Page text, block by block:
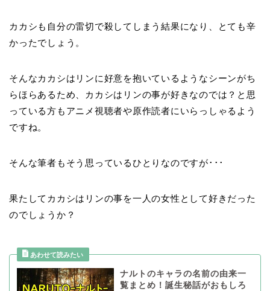
カカシも自分の雷切で殺してしまう結果になり、とても辛
かったでしょう。
そんなカカシはリンに好意を抱いているようなシーンがち
らほらあるため、カカシはリンの事が好きなのでは？と思
っている方もアニメ視聴者や原作読者にいらっしゃるよう
ですね。
そんな筆者もそう思っているひとりなのですが･･･
果たしてカカシはリンの事を一人の女性として好きだった
のでしょうか？
ナルトのキャラの名前の由来一
覧まとめ！誕生秘話がおもしろ